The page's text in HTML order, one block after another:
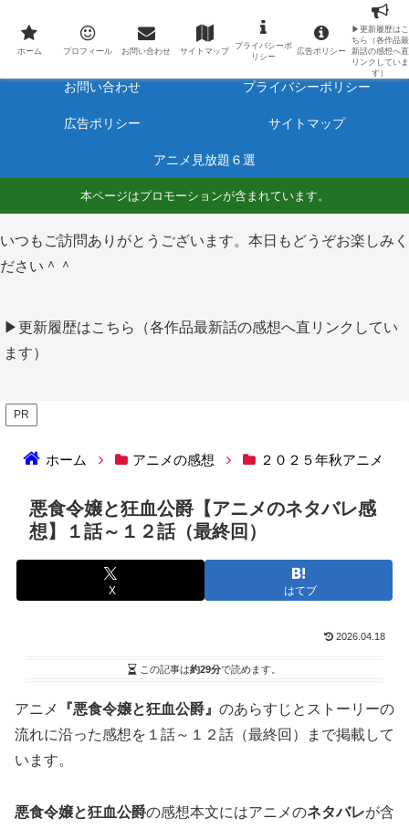
最新アニメのあらすじと感想をネタバレ有りで毎日更新しています。
ホーム プロフィール
お問い合わせ プライバシーポリシー
広告ポリシー サイトマップ
アニメ見放題６選
本ページはプロモーションが含まれています。
いつもご訪問ありがとうございます。本日もどうぞお楽しみく
ださい＾＾
▶更新履歴はこちら（各作品最新話の感想へ直リンクしてい
ます）
PR
ホーム アニメの感想 ２０２５年秋アニメ
悪食令嬢と狂血公爵【アニメのネタバレ感
想】１話～１２話（最終回）
X はてブ
2026.04.18
この記事は約29分で読めます。
アニメ 『悪食令嬢と狂血公爵』 のあらすじとストーリーの
流れに沿った感想を１話～１２話（最終回）まで掲載して
います。
悪食令嬢と狂血公爵の感想本文にはアニメのネタバレが含
ホーム プロフィール お問い合わせ サイトマップ
プライバシーポ
リシー
広告ポリシー
▶更新履歴はこ
ちら（各作品最
新話の感想へ直
リンクしていま
す）